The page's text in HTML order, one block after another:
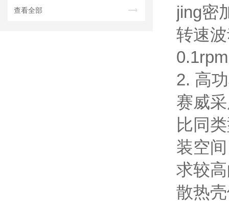
查看全部
jing密
转速
2. 高
赛威
比同
装空
求较
散热